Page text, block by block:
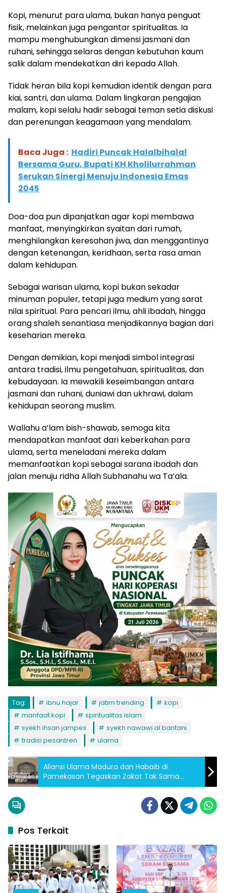
Kopi, menurut para ulama, bukan hanya penguat
fisik, melainkan juga pengantar spiritualitas. Ia
mampu menghubungkan dimensi jasmani dan
ruhani, sehingga selaras dengan kebutuhan kaum
salik dalam mendekatkan diri kepada Allah.
Tidak heran bila kopi kemudian identik dengan para
kiai, santri, dan ulama. Dalam lingkaran pengajian
malam, kopi selalu hadir sebagai teman setia diskusi
dan perenungan keagamaan yang mendalam.
Baca Juga : Hadiri Puncak Halalbihalal
Bersama Guru, Bupati KH Kholilurrahman
Serukan Sinergi Menuju Indonesia Emas
2045
Doa-doa pun dipanjatkan agar kopi membawa
manfaat, menyingkirkan syaitan dari rumah,
menghilangkan keresahan jiwa, dan menggantinya
dengan ketenangan, keridhaan, serta rasa aman
dalam kehidupan.
Sebagai warisan ulama, kopi bukan sekadar
minuman populer, tetapi juga medium yang sarat
nilai spiritual. Para pencari ilmu, ahli ibadah, hingga
orang shaleh senantiasa menjadikannya bagian dari
keseharian mereka.
Dengan demikian, kopi menjadi simbol integrasi
antara tradisi, ilmu pengetahuan, spiritualitas, dan
kebudayaan. Ia mewakili keseimbangan antara
jasmani dan ruhani, duniawi dan ukhrawi, dalam
kehidupan seorang muslim.
Wallahu a’lam bish-shawab, semoga kita
mendapatkan manfaat dari keberkahan para
ulama, serta meneladani mereka dalam
memanfaatkan kopi sebagai sarana ibadah dan
jalan menuju ridha Allah Subhanahu wa Ta’ala.
Tag: ibnu hajar jatim trending
kopi
manfaat kopi
spiritualitas islam
syekh ihsan jampes
syekh nawawi al bantani
tradisi pesantren
ulama
Aliansi Ulama Madura dan Habaib di
Pamekasan Tegaskan Zakat Tak Sama
dengan Pajak, Desak Transparansi Negara
Pos Terkait